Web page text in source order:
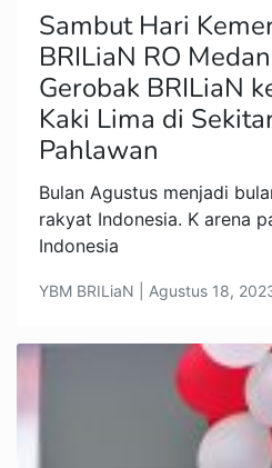
Sambut Hari
BRILiaN RO
Gerobak BRILiaN
Kaki Lima di
Pahlawan
Bulan Agustus menjadi
rakyat Indonesia. K arena
Indonesia
YBM BRILiaN | Agustus 18,